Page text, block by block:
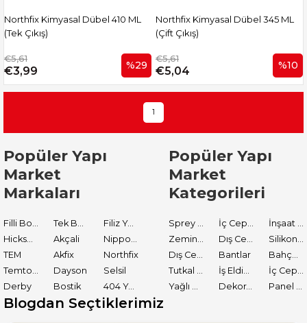
Northfix Kimyasal Dübel 410 ML
(Tek Çıkış)
€5,61
€3,99 %29
Northfix Kimyasal Dübel 345 ML
(Çift Çıkış)
€5,61
€5,04 %10
1
Popüler Yapı
Market
Markaları
Filli Boya Tek Boya
Filiz Yapı Market
Hickson Decor
Akçali
Nippon Paint
TEM
Akfix
Northfix
Temtools
Dayson
Selsil
Derby
Bostik 404 Yapıştırıcı
Popüler Yapı
Market
Kategorileri
Sprey Boyalar İç Cephe Astarları
İnşaat Tamir Malzemeleri
Zemin Boyası
Dış Cephe Boyaları
Silikon ve Mastikler
Dış Cephe Astarları
Bantlar
Bahçe El Aletleri
Tutkal ve Yapıştırıcılar
İş Eldiveni
İç Cephe Boyaları
Yağlı Boyalar
Dekoratif Boyalar Panel Kapı Boyası
Blogdan Seçtiklerimiz